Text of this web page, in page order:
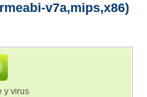
v7a,mips,x86)
y virus